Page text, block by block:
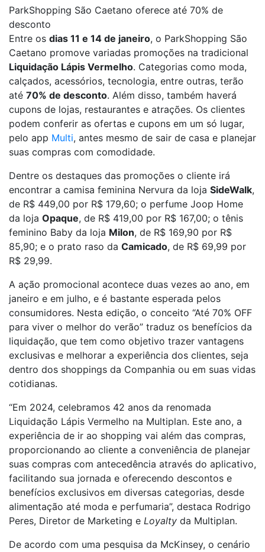
ParkShopping São Caetano oferece até 70% de
desconto
Entre os dias 11 e 14 de janeiro, o ParkShopping São
Caetano promove variadas promoções na tradicional
Liquidação Lápis Vermelho. Categorias como moda,
calçados, acessórios, tecnologia, entre outras, terão
até 70% de desconto. Além disso, também haverá
cupons de lojas, restaurantes e atrações. Os clientes
podem conferir as ofertas e cupons em um só lugar,
pelo app Multi, antes mesmo de sair de casa e planejar
suas compras com comodidade.
Dentre os destaques das promoções o cliente irá
encontrar a camisa feminina Nervura da loja SideWalk,
de R$ 449,00 por R$ 179,60; o perfume Joop Home
da loja Opaque, de R$ 419,00 por R$ 167,00; o tênis
feminino Baby da loja Milon, de R$ 169,90 por R$
85,90; e o prato raso da Camicado, de R$ 69,99 por
R$ 29,99.
A ação promocional acontece duas vezes ao ano, em
janeiro e em julho, e é bastante esperada pelos
consumidores. Nesta edição, o conceito “Até 70% OFF
para viver o melhor do verão” traduz os benefícios da
liquidação, que tem como objetivo trazer vantagens
exclusivas e melhorar a experiência dos clientes, seja
dentro dos shoppings da Companhia ou em suas vidas
cotidianas.
“Em 2024, celebramos 42 anos da renomada
Liquidação Lápis Vermelho na Multiplan. Este ano, a
experiência de ir ao shopping vai além das compras,
proporcionando ao cliente a conveniência de planejar
suas compras com antecedência através do aplicativo,
facilitando sua jornada e oferecendo descontos e
benefícios exclusivos em diversas categorias, desde
alimentação até moda e perfumaria”, destaca Rodrigo
Peres, Diretor de Marketing e Loyalty da Multiplan.
De acordo com uma pesquisa da McKinsey, o cenário